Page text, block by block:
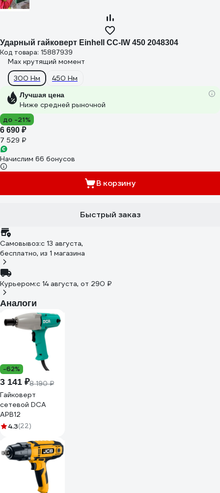
Ударный гайковерт Einhell CC-IW 450 2048304
Код товара: 15887939
Max крутящий момент
300 Нм
450 Нм
Лучшая цена
Ниже средней рыночной
до -21%
6 690 ₽
7 529 ₽
Начислим 66 бонусов
В корзину
Быстрый заказ
Самовывоз:c 13 августа,
бесплатно, из 1 магазина
Курьером:c 14 августа, от 290 ₽
Аналоги
-62%
3 141 ₽8 190 ₽
Гайковерт
сетевой DCA
APB12
4.3(22)